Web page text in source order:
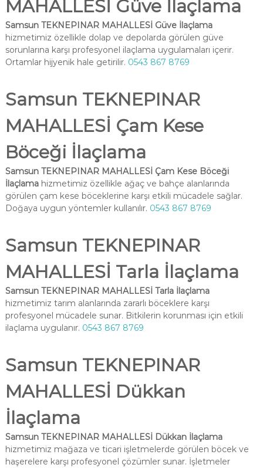
MAHALLESİ Güve İlaçlama
Samsun TEKNEPINAR MAHALLESİ Güve İlaçlama
hizmetimiz özellikle dolap ve depolarda görülen güve
sorunlarına karşı profesyonel ilaçlama uygulamaları içerir.
Ortamlar hijyenik hale getirilir. 0543 867 8769
Samsun TEKNEPINAR
MAHALLESİ Çam Kese
Böceği İlaçlama
Samsun TEKNEPINAR MAHALLESİ Çam Kese Böceği
İlaçlamahizmetimiz özellikle ağaç ve bahçe alanlarında
görülen çam kese böceklerine karşı etkili mücadele sağlar.
Doğaya uygun yöntemler kullanılır. 0543 867 8769
Samsun TEKNEPINAR
MAHALLESİ Tarla İlaçlama
Samsun TEKNEPINAR MAHALLESİ Tarla İlaçlama
hizmetimiz tarım alanlarında zararlı böceklere karşı
profesyonel mücadele sunar. Bitkilerin korunması için etkili
ilaçlama uygulanır. 0543 867 8769
Samsun TEKNEPINAR
MAHALLESİ Dükkan
İlaçlama
Samsun TEKNEPINAR MAHALLESİ Dükkan İlaçlama
hizmetimiz mağaza ve ticari işletmelerde görülen böcek ve
haşerelere karşı profesyonel çözümler sunar. İşletmeler